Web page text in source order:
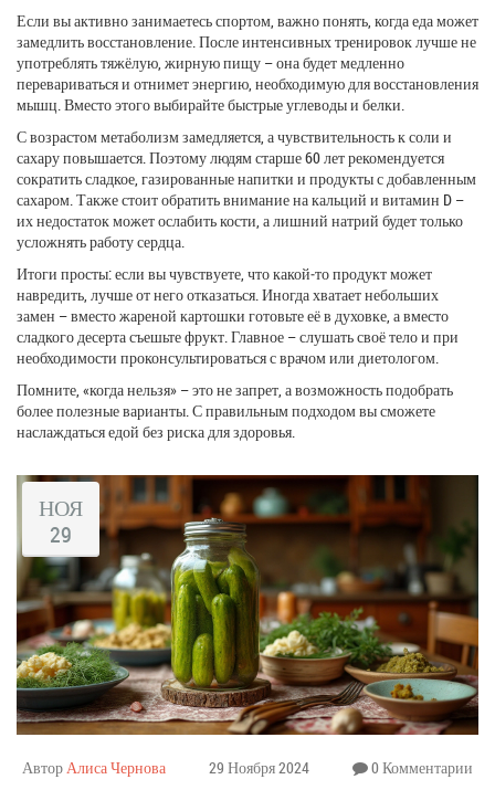
Если вы активно занимаетесь спортом, важно понять, когда еда может
замедлить восстановление. После интенсивных тренировок лучше не
употреблять тяжёлую, жирную пищу – она будет медленно
перевариваться и отнимет энергию, необходимую для восстановления
мышц. Вместо этого выбирайте быстрые углеводы и белки.
С возрастом метаболизм замедляется, а чувствительность к соли и
сахару повышается. Поэтому людям старше 60 лет рекомендуется
сократить сладкое, газированные напитки и продукты с добавленным
сахаром. Также стоит обратить внимание на кальций и витамин D –
их недостаток может ослабить кости, а лишний натрий будет только
усложнять работу сердца.
Итоги просты: если вы чувствуете, что какой‑то продукт может
навредить, лучше от него отказаться. Иногда хватает небольших
замен – вместо жареной картошки готовьте её в духовке, а вместо
сладкого десерта съешьте фрукт. Главное – слушать своё тело и при
необходимости проконсультироваться с врачом или диетологом.
Помните, «когда нельзя» – это не запрет, а возможность подобрать
более полезные варианты. С правильным подходом вы сможете
наслаждаться едой без риска для здоровья.
НОЯ
29
АвторАлиса Чернова 29 Ноября 2024 0 Комментарии